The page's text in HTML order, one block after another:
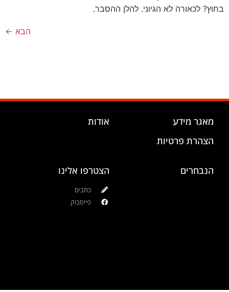
בחוץ? לכאורה לא הגיוני. להלן ההסבר.
הבא ←
מאגר מידע
הצהרת פרטיות
אודות
הנבחרים הצטרפו אלינו
כתבים
פייסבוק